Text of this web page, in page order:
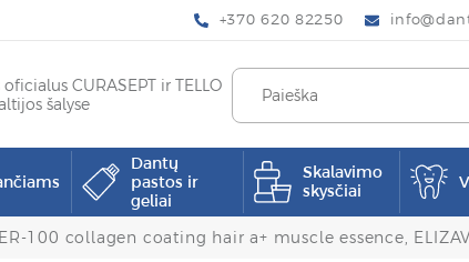
+370 620 82250
CURASEPT ir TELLO
šalyse
Dantų
pastos ir
geliai
Skalavimo
skysčiai
100 collagen coating hair a+ muscle essence,